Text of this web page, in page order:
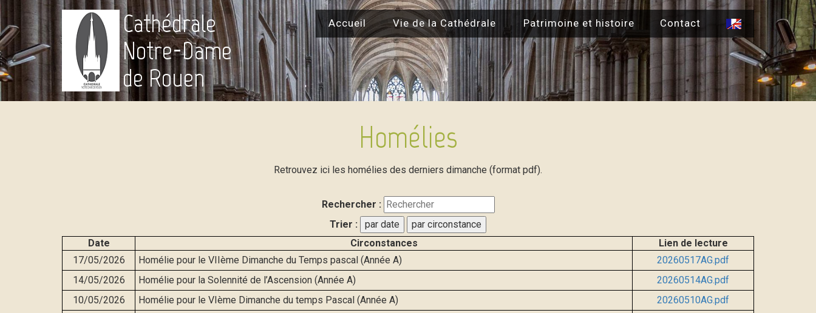
Cathédrale
Notre-Dame
de Rouen
Accueil Vie de la Cathédrale Patrimoine et histoire Contact
Homélies
Retrouvez ici les homélies des derniers dimanche (format pdf).
Rechercher :
Trier :
par date
par circonstance
Date
Circonstances
Lien de lecture
17/05/2026
Homélie pour le VIIème Dimanche du Temps pascal (Année A)
20260517AG.pdf
14/05/2026
Homélie pour la Solennité de l’Ascension (Année A)
20260514AG.pdf
10/05/2026
Homélie pour le VIème Dimanche du temps Pascal (Année A)
20260510AG.pdf